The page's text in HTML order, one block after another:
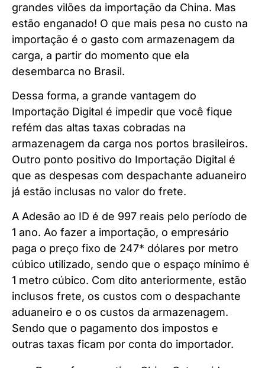
grandes vilões da importação da China. Mas
estão enganado! O que mais pesa no custo na
importação é o gasto com armazenagem da
carga, a partir do momento que ela
desembarca no Brasil.
Dessa forma, a grande vantagem do
Importação Digital é impedir que você fique
refém das altas taxas cobradas na
armazenagem da carga nos portos brasileiros.
Outro ponto positivo do Importação Digital é
que as despesas com despachante aduaneiro
já estão inclusas no valor do frete.
A Adesão ao ID é de 997 reais pelo período de
1 ano. Ao fazer a importação, o empresário
paga o preço fixo de 247* dólares por metro
cúbico utilizado, sendo que o espaço mínimo é
1 metro cúbico. Com dito anteriormente, estão
inclusos frete, os custos com o despachante
aduaneiro e o os custos da armazenagem.
Sendo que o pagamento dos impostos e
outras taxas ficam por conta do importador.